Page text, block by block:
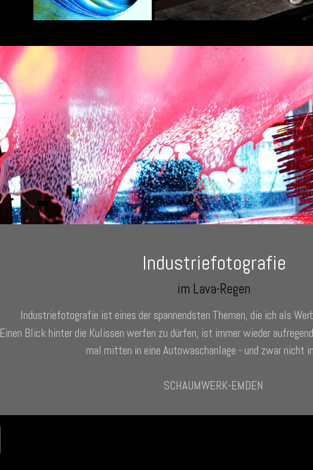
Industriefotografie
im Lava-Regen
Industriefotografie ist eines der spannendsten Themen, die ich als
Einen Blick hinter die Kulissen werfen zu dürfen, ist immer wieder
mal mitten in eine Autowaschanlage - und zwar nicht
SCHAUMWERK-EMDEN